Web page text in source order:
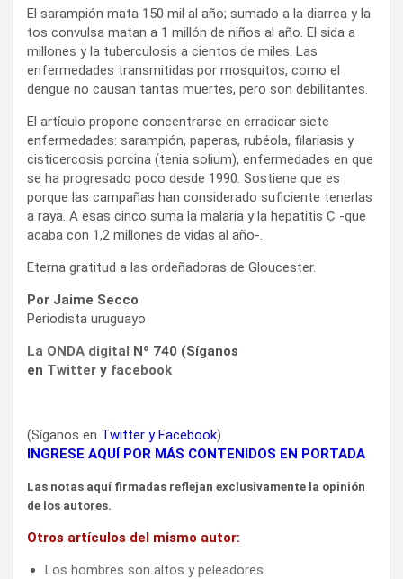
El sarampión mata 150 mil al año; sumado a la diarrea y la
tos convulsa matan a 1 millón de niños al año. El sida a
millones y la tuberculosis a cientos de miles. Las
enfermedades transmitidas por mosquitos, como el
dengue no causan tantas muertes, pero son debilitantes.
El artículo propone concentrarse en erradicar siete
enfermedades: sarampión, paperas, rubéola, filariasis y
cisticercosis porcina (tenia solium), enfermedades en que
se ha progresado poco desde 1990. Sostiene que es
porque las campañas han considerado suficiente tenerlas
a raya. A esas cinco suma la malaria y la hepatitis C -que
acaba con 1,2 millones de vidas al año-.
Eterna gratitud a las ordeñadoras de Gloucester.
Por Jaime Secco
Periodista uruguayo
La ONDA digital Nº 740 (Síganos
en Twitter y facebook
(Síganos en Twitter yFacebook)
INGRESE AQUÍ POR MÁS CONTENIDOS EN PORTADA
Las notas aquí firmadas reflejan exclusivamente la opinión
de los autores.
Otros artículos del mismo autor:
Los hombres son altos y peleadores